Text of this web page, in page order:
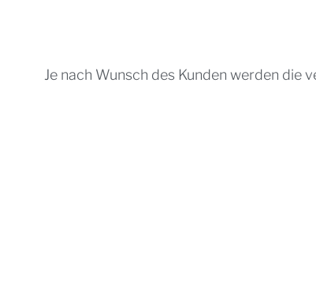
Je nach Wunsch des Kunden werden